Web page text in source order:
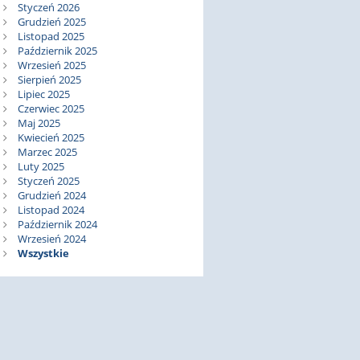
Styczeń 2026
Grudzień 2025
Listopad 2025
Październik 2025
Wrzesień 2025
Sierpień 2025
Lipiec 2025
Czerwiec 2025
Maj 2025
Kwiecień 2025
Marzec 2025
Luty 2025
Styczeń 2025
Grudzień 2024
Listopad 2024
Październik 2024
Wrzesień 2024
Wszystkie